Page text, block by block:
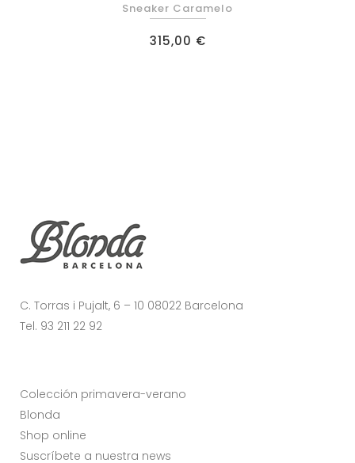
Sneaker Caramelo
315,00 €
C. Torras i Pujalt, 6 – 10 08022 Barcelona
Tel. 93 211 22 92
Colección primavera-verano
Blonda
Shop online
Suscríbete a nuestra news